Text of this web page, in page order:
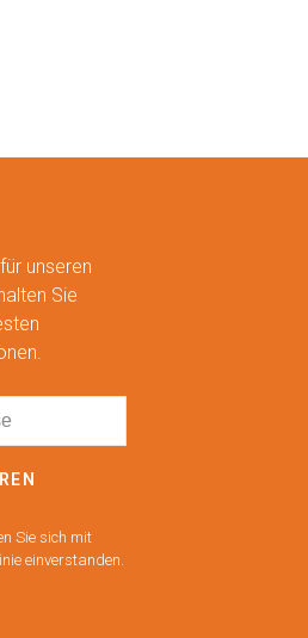
unseren
Sie
Sie sich mit
einverstanden.